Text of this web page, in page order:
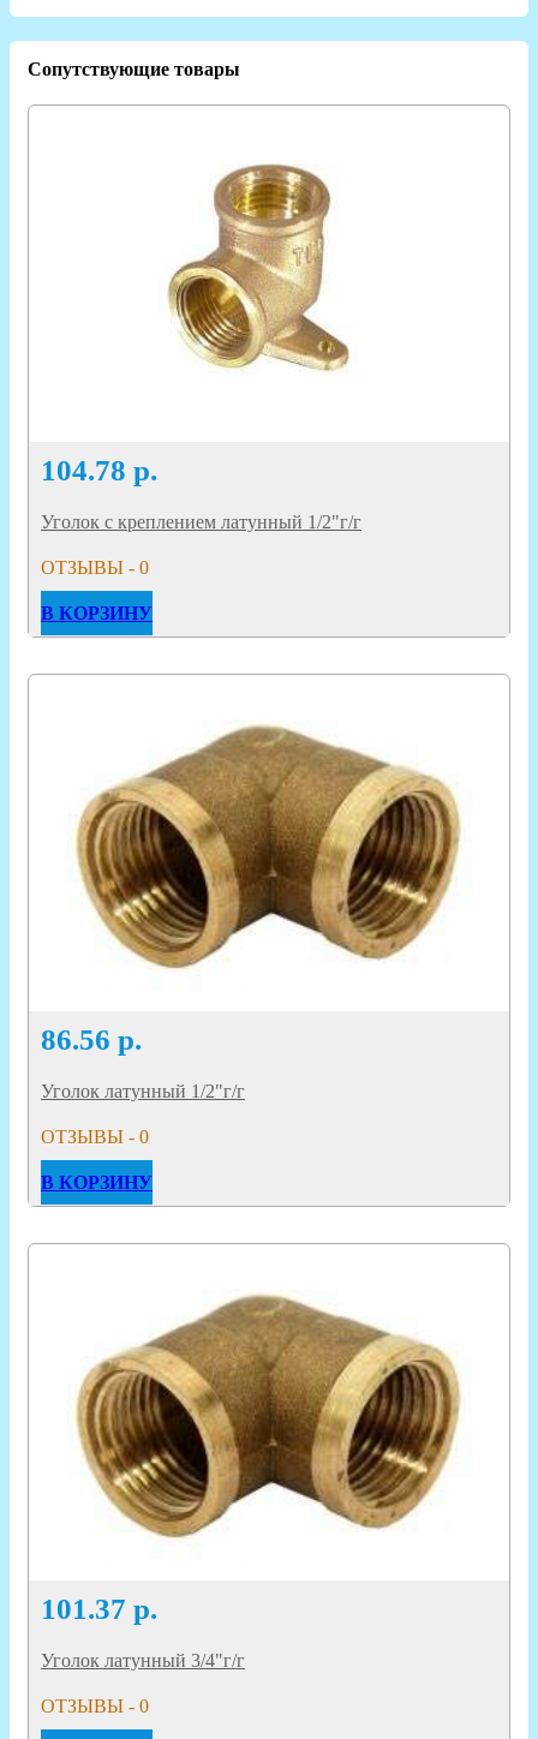
Сопутствующие товары
104.78 р.
Уголок с креплением латунный 1/2"г/г
ОТЗЫВЫ - 0
В КОРЗИНУ
86.56 р.
Уголок латунный 1/2"г/г
ОТЗЫВЫ - 0
В КОРЗИНУ
101.37 р.
Уголок латунный 3/4"г/г
ОТЗЫВЫ - 0